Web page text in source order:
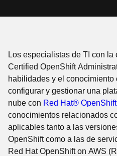
Los especialistas de TI con
Certified OpenShift
habilidades y el conocimiento
configurar y gestionar una
nube con Red Hat® OpenShift
conocimientos relacionados
aplicables tanto a las
OpenShift como a las de
Red Hat OpenShift on AWS